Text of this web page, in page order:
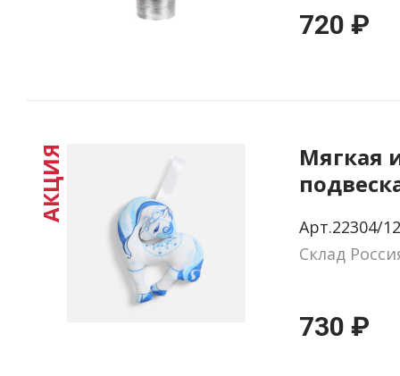
720 ₽
Мягкая
Арт.22304/12
Склад
730 ₽
АКЦИЯ